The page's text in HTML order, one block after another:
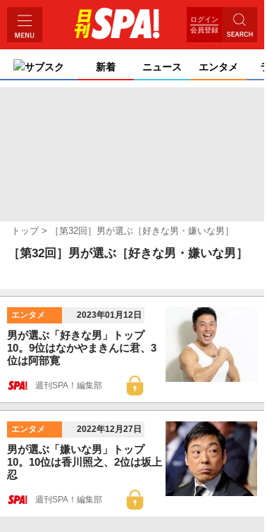
ログイン
会員登録
サブスク 新着 ニュース エンタメ
トップ ［第32回］男が選ぶ［好きな男・嫌いな男］
［第32回］男が選ぶ［好きな男・嫌いな男］
エンタメ 2023年01月12日
男が選ぶ「好きな男」トップ
10。9位はなかやまきんに君、3
位は阿部寛
週刊SPA！編集部
エンタメ 2022年12月27日
男が選ぶ「嫌いな男」トップ
10。10位は香川照之、2位は坂上
忍
週刊SPA！編集部